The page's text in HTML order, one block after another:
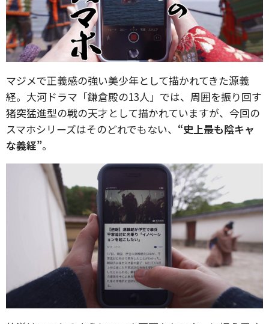
マジメで正義感の強い美少年として描かれてきた源義
経。大河ドラマ「鎌倉殿の13人」では、周囲を振り回す
猪突猛進型の戦の天才として描かれていますが、今回の
スマホシリーズはそのどれでもない、 “史上最も陰キャ
な義経”。